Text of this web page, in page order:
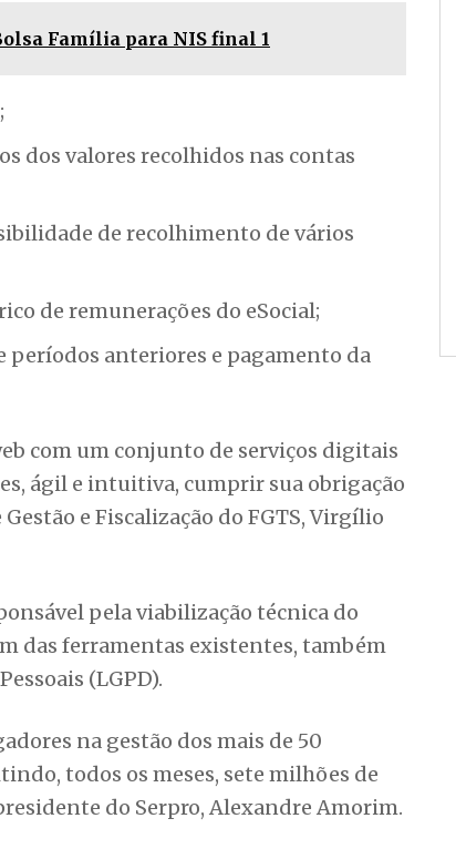
Família para NIS final 1
dos valores recolhidos nas contas
de recolhimento de vários
de remunerações do eSocial;
períodos anteriores e pagamento da
com um conjunto de serviços digitais
ágil e intuitiva, cumprir sua obrigação
e Fiscalização do FGTS, Virgílio
pela viabilização técnica do
das ferramentas existentes, também
(LGPD).
na gestão dos mais de 50
todos os meses, sete milhões de
do Serpro, Alexandre Amorim.